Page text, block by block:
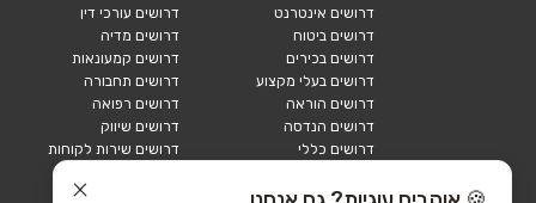
דרושים אינטרנט
דרושים ביטוח
דרושים בכירים
דרושים בעלי מקצוע
דרושים הוראה
דרושים הנדסה
דרושים כללי
דרושים לוגיסטיקה
דרושים עורכי דין
דרושים מדיה
דרושים קמעונאות
דרושים תחבורה
דרושים רפואה
דרושים שיווק
דרושים שירות לקוחות